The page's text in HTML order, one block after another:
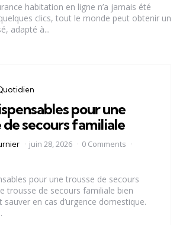
habitation en ligne n’a jamais été
clics, tout le monde peut obtenir un
adapté à...
pour une
de secours familiale
juin 28, 2026
0 Comments
pour une trousse de secours
trousse de secours familiale bien
sauver en cas d’urgence domestique.